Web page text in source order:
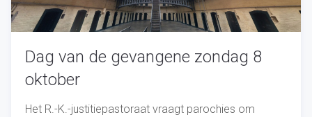
Dag van de gevangene zondag 8
oktober
Het R.-K.-justitiepastoraat vraagt parochies om